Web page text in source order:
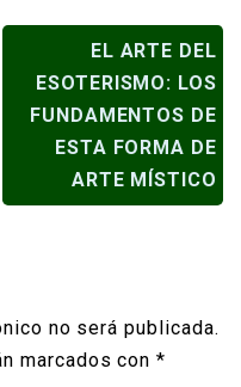
EL ARTE DEL
ESOTERISMO: LOS
FUNDAMENTOS DE
ESTA FORMA DE
ARTE MÍSTICO
no será publicada.
marcados con*